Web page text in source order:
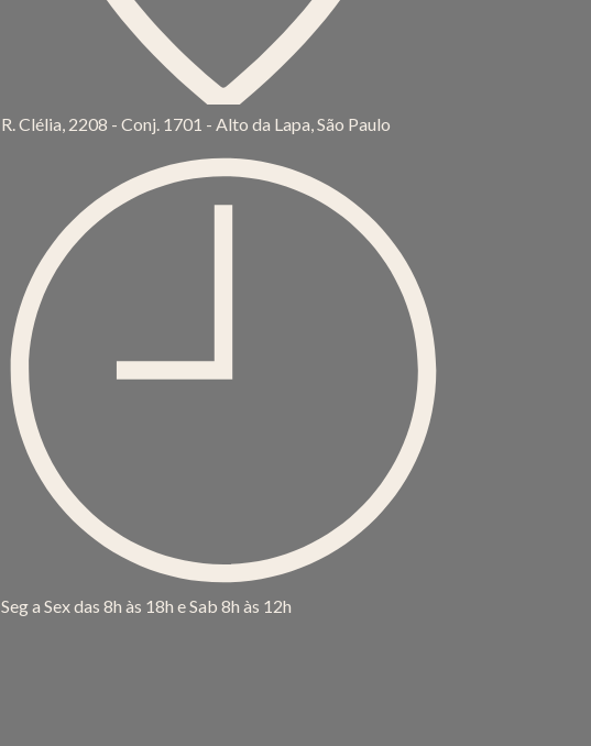
R. Clélia, 2208 - Conj. 1701 - Alto da Lapa, São Paulo
Seg a Sex das 8h às 18h e Sab 8h às 12h